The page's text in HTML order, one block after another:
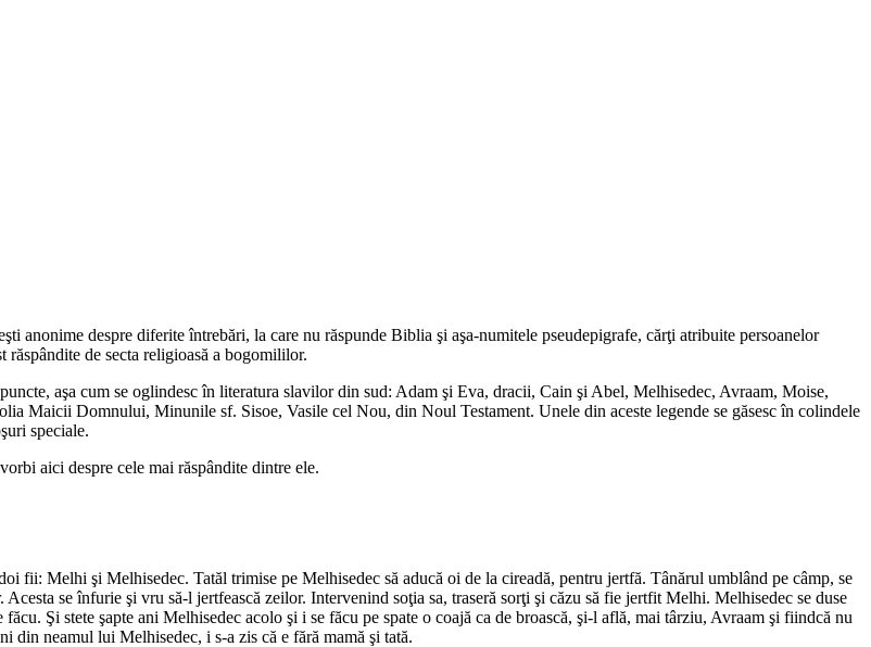
anonime despre diferite întrebări, la care nu răspunde Biblia şi aşa-numitele pseudepigrafe, cărţi atribuite persoanelor
de secta religioasă a bogomililor.
aşa cum se oglindesc în literatura slavilor din sud: Adam şi Eva, dracii, Cain şi Abel, Melhisedec, Avraam, Moise,
Maicii Domnului, Minunile sf. Sisoe, Vasile cel Nou, din Noul Testament. Unele din aceste legende se găsesc în colindele
speciale.
aici despre cele mai răspândite dintre ele.
fii: Melhi şi Melhisedec. Tatăl trimise pe Melhisedec să aducă oi de la cireadă, pentru jertfă. Tânărul umblând pe câmp, se
se înfurie şi vru să-l jertfească zeilor. Intervenind soţia sa, traseră sorţi şi căzu să fie jertfit Melhi. Melhisedec se duse
Şi stete şapte ani Melhisedec acolo şi i se făcu pe spate o coajă ca de broască, şi-l află, mai târziu, Avraam şi fiindcă nu
din neamul lui Melhisedec, i s-a zis că e fără mamă şi tată.